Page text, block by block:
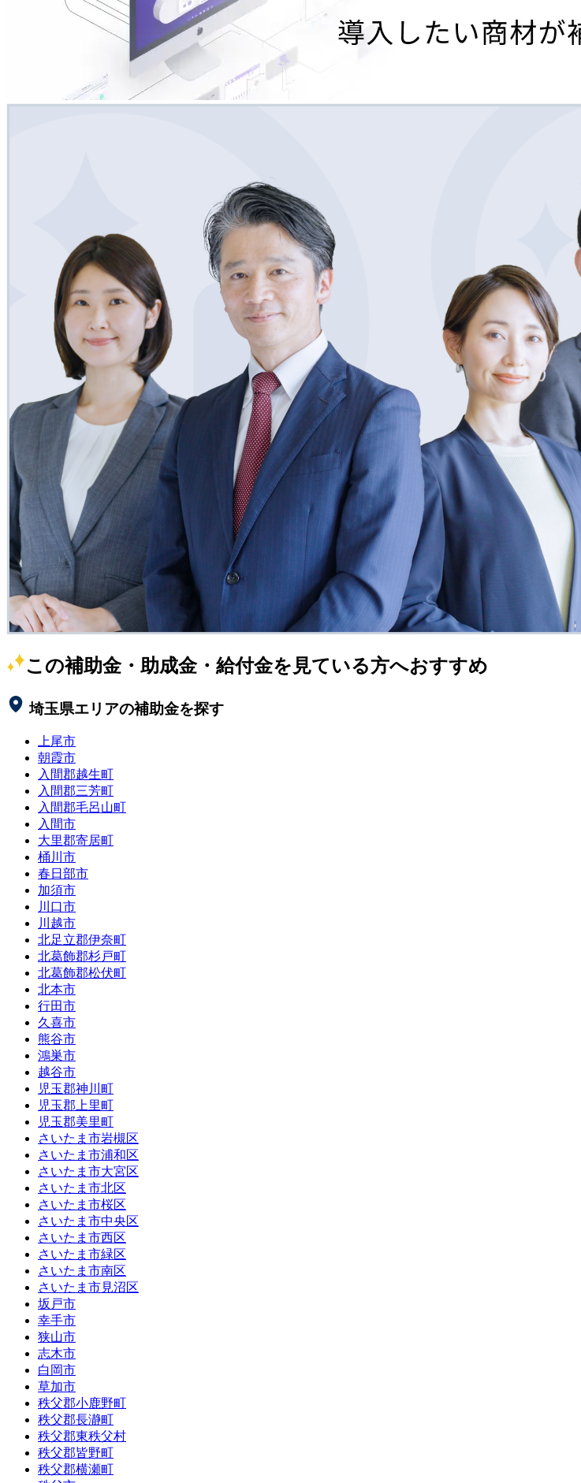
この補助金・助成金・給付金を見ている方へおすすめ
埼玉県エリアの補助金を探す
上尾市
朝霞市
入間郡越生町
入間郡三芳町
入間郡毛呂山町
入間市
大里郡寄居町
桶川市
春日部市
加須市
川口市
川越市
北足立郡伊奈町
北葛飾郡杉戸町
北葛飾郡松伏町
北本市
行田市
久喜市
熊谷市
鴻巣市
越谷市
児玉郡神川町
児玉郡上里町
児玉郡美里町
さいたま市岩槻区
さいたま市浦和区
さいたま市大宮区
さいたま市北区
さいたま市桜区
さいたま市中央区
さいたま市西区
さいたま市緑区
さいたま市南区
さいたま市見沼区
坂戸市
幸手市
狭山市
志木市
白岡市
草加市
秩父郡小鹿野町
秩父郡長瀞町
秩父郡東秩父村
秩父郡皆野町
秩父郡横瀬町